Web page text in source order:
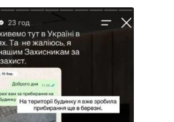
Регіони
Думки